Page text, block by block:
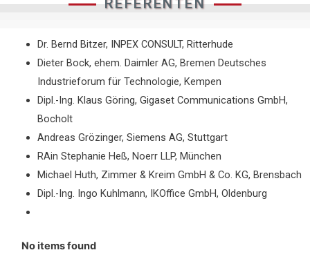
REFERENTEN
Dr. Bernd Bitzer, INPEX CONSULT, Ritterhude
Dieter Bock, ehem. Daimler AG, Bremen Deutsches
Industrieforum für Technologie, Kempen
Dipl.-Ing. Klaus Göring, Gigaset Communications GmbH,
Bocholt
Andreas Grözinger, Siemens AG, Stuttgart
RAin Stephanie Heß, Noerr LLP, München
Michael Huth, Zimmer & Kreim GmbH & Co. KG, Brensbach
Dipl.-Ing. Ingo Kuhlmann, IKOffice GmbH, Oldenburg
No items found